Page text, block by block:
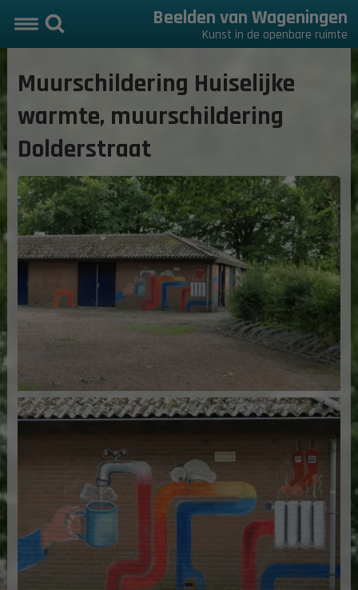
Beelden van Wageningen
Kunst in de openbare ruimte
Muurschildering Huiselijke
warmte, muurschildering
Dolderstraat